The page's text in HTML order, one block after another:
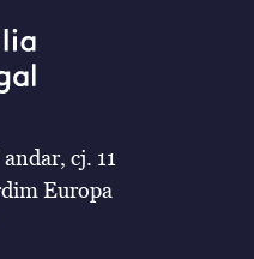
cj. 11
Europa